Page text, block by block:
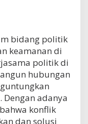
bidang politik
keamanan di
politik di
hubungan
adanya
konflik
dan solusi